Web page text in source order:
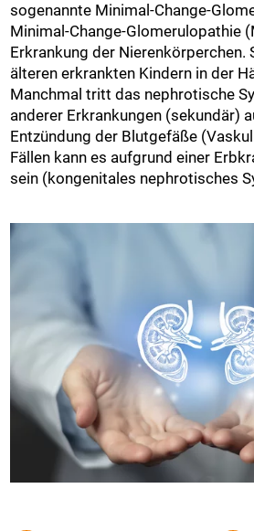
sogenannte Minimal-Change-
Minimal-Change-Glomerulopathie
Erkrankung der Nierenkörperchen.
älteren erkrankten Kindern in der
Manchmal tritt das nephrotische
anderer Erkrankungen (sekundär)
Entzündung der Blutgefäße
Fällen kann es aufgrund einer
sein (kongenitales nephrotisches